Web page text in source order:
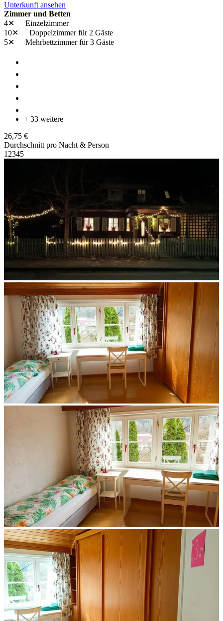
Unterkunft ansehen
Zimmer und Betten
4✕
Einzelzimmer
10✕
Doppelzimmerfür 2 Gäste
5✕
Mehrbettzimmerfür 3 Gäste
+ 33 weitere
26,75 €
Durchschnitt pro Nacht & Person
1 2345